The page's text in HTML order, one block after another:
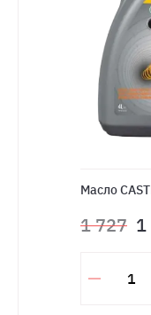
Масло
1 727 1